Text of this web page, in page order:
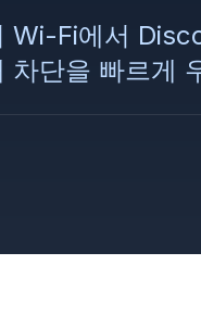
Wi-Fi에서
차단을 빠르게